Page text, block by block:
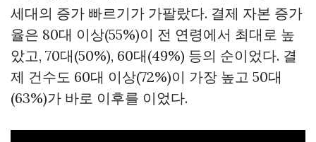
세대의 증가 빠르기가 가팔랐다. 결제 자본 증가
율은 80대 이상(55%)이 전 연령에서 최대로 높
았고, 70대(50%), 60대(49%) 등의 순이었다. 결
제 건수도 60대 이상(72%)이 가장 높고 50대
(63%)가 바로 이후를 이었다.